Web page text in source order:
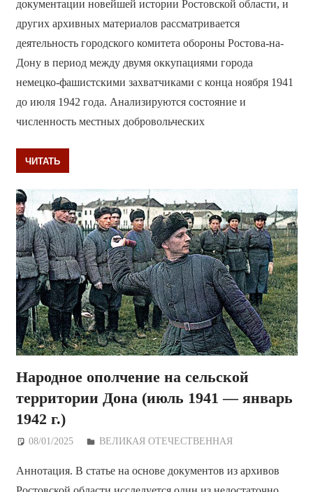
документации новейшей истории Ростовской области, и
других архивных материалов рассматривается
деятельность городского комитета обороны Ростова-на-
Дону в период между двумя оккупациями города
немецко-фашистскими захватчиками с конца ноября 1941
до июля 1942 года. Анализируются состояние и
численность местных добровольческих
ЧИТАТЬ
Народное ополчение на сельской
территории Дона (июль 1941 — январь
1942 г.)
08/01/2025 Дежурный по Редакции
ВЕЛИКАЯ ОТЕЧЕСТВЕННАЯ
Аннотация. В статье на основе документов из архивов